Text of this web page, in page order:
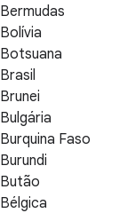
Bermudas
Bolívia
Botsuana
Brasil
Brunei
Bulgária
Burquina Faso
Burundi
Butão
Bélgica